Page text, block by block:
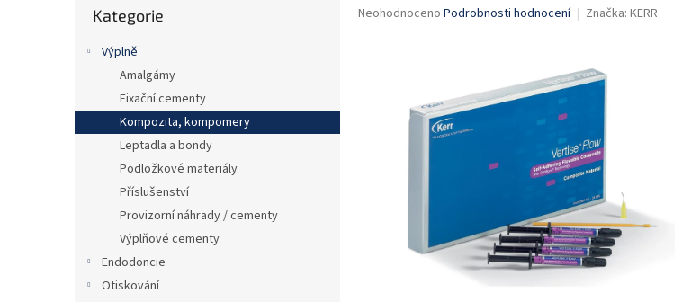
kategorie
Kategorie
Výplně
Amalgámy
Fixační cementy
Kompozita, kompomery
Leptadla a bondy
Podložkové materiály
Příslušenství
Provizorní náhrady / cementy
Výplňové cementy
Endodoncie
Otiskování
Průměrné
Neohodnoceno Podrobnosti hodnocení Značka: KERR